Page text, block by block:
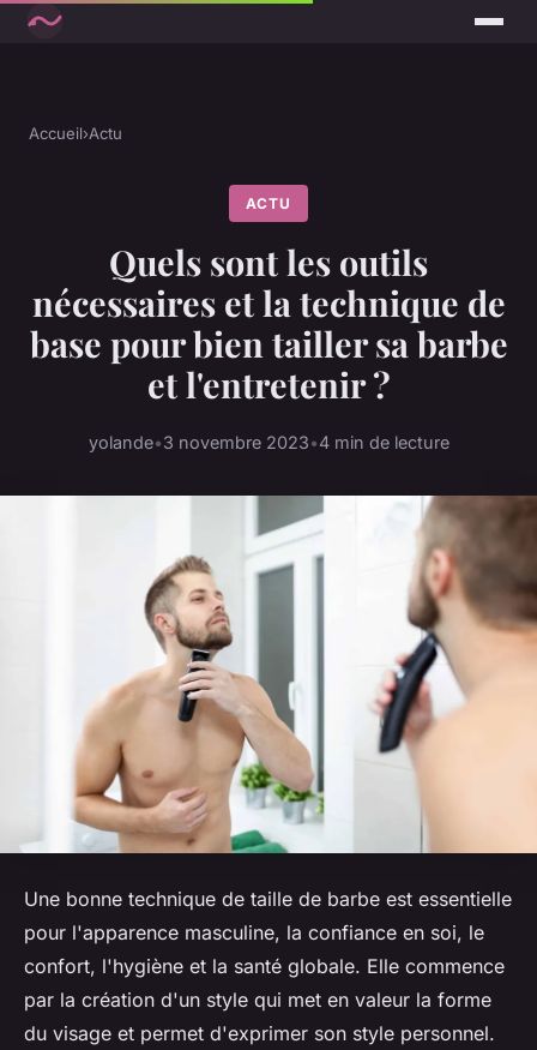
Accueil›Actu
ACTU
Quels sont les outils
nécessaires et la technique de
base pour bien tailler sa barbe
et l'entretenir ?
yolande•3 novembre 2023•4 min de lecture
Une bonne technique de taille de barbe est essentielle
pour l'apparence masculine, la confiance en soi, le
confort, l'hygiène et la santé globale. Elle commence
par la création d'un style qui met en valeur la forme
du visage et permet d'exprimer son style personnel.